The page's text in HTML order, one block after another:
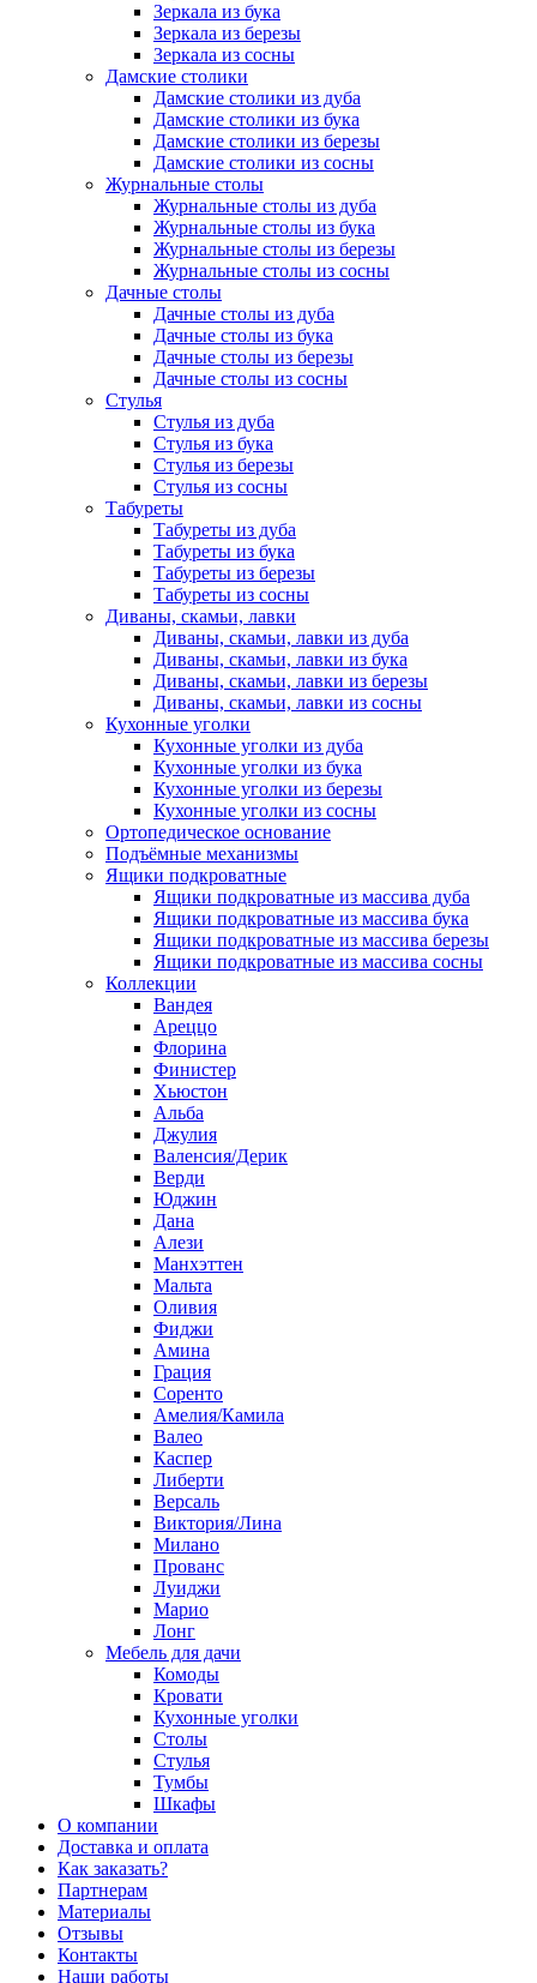
Зеркала из бука
Зеркала из березы
Зеркала из сосны
Дамские столики
Дамские столики из дуба
Дамские столики из бука
Дамские столики из березы
Дамские столики из сосны
Журнальные столы
Журнальные столы из дуба
Журнальные столы из бука
Журнальные столы из березы
Журнальные столы из сосны
Дачные столы
Дачные столы из дуба
Дачные столы из бука
Дачные столы из березы
Дачные столы из сосны
Стулья
Стулья из дуба
Стулья из бука
Стулья из березы
Стулья из сосны
Табуреты
Табуреты из дуба
Табуреты из бука
Табуреты из березы
Табуреты из сосны
Диваны, скамьи, лавки
Диваны, скамьи, лавки из дуба
Диваны, скамьи, лавки из бука
Диваны, скамьи, лавки из березы
Диваны, скамьи, лавки из сосны
Кухонные уголки
Кухонные уголки из дуба
Кухонные уголки из бука
Кухонные уголки из березы
Кухонные уголки из сосны
Ортопедическое основание
Подъёмные механизмы
Ящики подкроватные
Ящики подкроватные из массива дуба
Ящики подкроватные из массива бука
Ящики подкроватные из массива березы
Ящики подкроватные из массива сосны
Коллекции
Вандея
Ареццо
Флорина
Финистер
Хьюстон
Альба
Джулия
Валенсия/Дерик
Верди
Юджин
Дана
Алези
Манхэттен
Мальта
Оливия
Фиджи
Амина
Грация
Соренто
Амелия/Камила
Валео
Каспер
Либерти
Версаль
Виктория/Лина
Милано
Прованс
Луиджи
Марио
Лонг
Мебель для дачи
Комоды
Кровати
Кухонные уголки
Столы
Стулья
Тумбы
Шкафы
О компании
Доставка и оплата
Как заказать?
Партнерам
Материалы
Отзывы
Контакты
Наши работы